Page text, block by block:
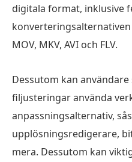
digitala format, inklusive
MOV, MKV, AVI och FLV.
Dessutom kan
filjusteringar använda
anpassningsalternativ,
upplösningsredigerare,
mera. Dessutom kan